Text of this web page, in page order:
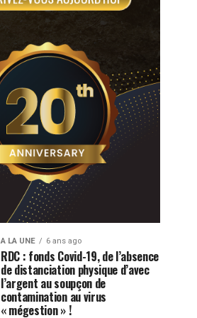
A LA UNE 6 ans ago
RDC : fonds Covid-19, de l’absence
de distanciation physique d’avec
l’argent au soupçon de
contamination au virus
« mégestion » !